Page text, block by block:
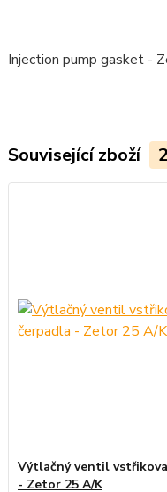
Injection pump gasket -
Související zboží 2
Výtlačný ventil
- Zetor 25 A/K